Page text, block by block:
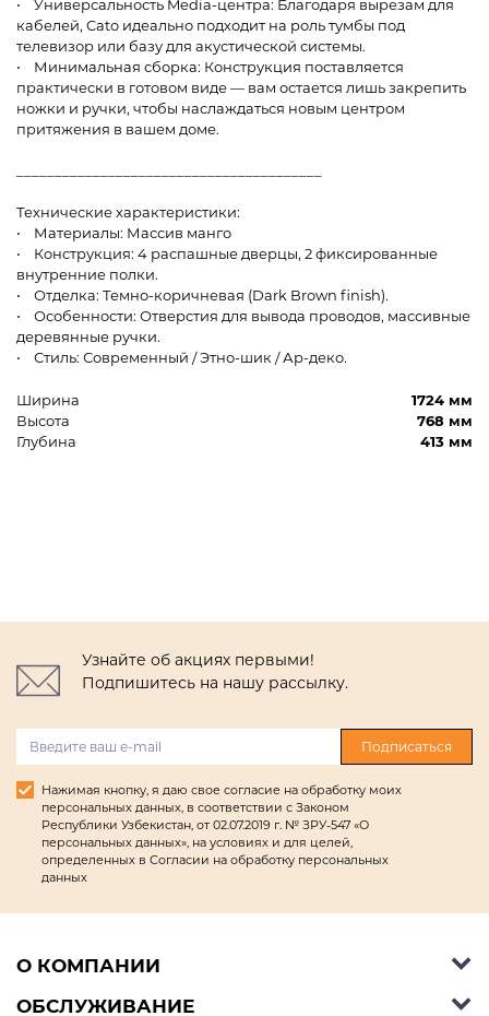
• Универсальность Media-центра: Благодаря вырезам для
кабелей, Cato идеально подходит на роль тумбы под
телевизор или базу для акустической системы.
• Минимальная сборка: Конструкция поставляется
практически в готовом виде — вам остается лишь закрепить
ножки и ручки, чтобы наслаждаться новым центром
притяжения в вашем доме.
Технические характеристики:
• Материалы: Массив манго
• Конструкция: 4 распашные дверцы, 2 фиксированные
внутренние полки.
• Отделка: Темно-коричневая (Dark Brown finish).
• Особенности: Отверстия для вывода проводов, массивные
деревянные ручки.
• Стиль: Современный / Этно-шик / Ар-деко.
Ширина
1724 мм
Высота
768 мм
Глубина
413 мм
Узнайте об акциях первыми!
Подпишитесь на нашу рассылку.
Подписаться
Нажимая кнопку, я даю свое согласие на обработку моих
персональных данных, в соответствии с Законом
Республики Узбекистан, от 02.07.2019 г. № ЗРУ-547 «О
персональных данных», на условиях и для целей,
определенных в Согласии на обработку персональных
данных
О КОМПАНИИ
Об Ashley Furniture HomeStore
ОБСЛУЖИВАНИЕ